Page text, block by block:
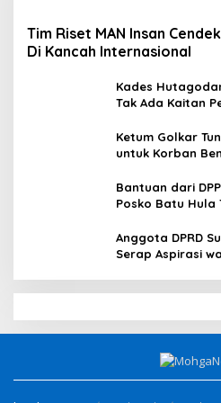
Tim Riset MAN Insan
Di Kancah Internasional
Kades
Tak Ada Kaitan
Ketum Golkar
untuk Korban
Bantuan dari
Posko Batu Hula
Anggota DPRD
Serap Aspirasi